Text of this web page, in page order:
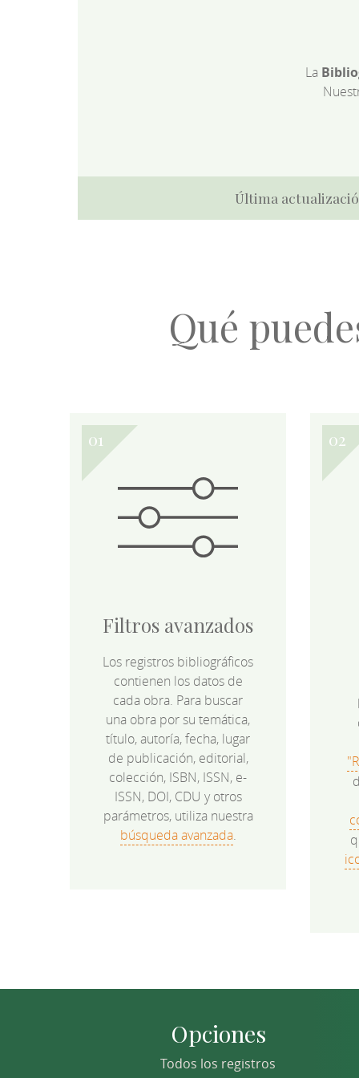
La
Última
Qué
Filtros avanzados
Los registros bibliográficos
contienen los datos de
cada obra. Para buscar
una obra por su temática,
título, autoría, fecha, lugar
de publicación, editorial,
colección, ISBN, ISSN, e-
ISSN, DOI, CDU y otros
parámetros, utiliza nuestra
búsqueda avanzada.
Opciones
Todos los registros